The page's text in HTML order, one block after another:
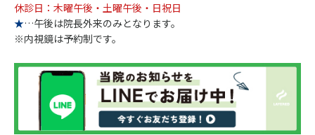
休診日：木曜午後・土曜午後・日祝日
★…午後は院長外来のみとなります。
※内視鏡は予約制です。